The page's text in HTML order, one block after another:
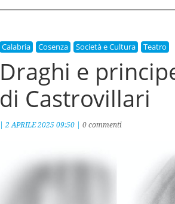
Calabria Cosenza Società e Cultura Teatro
Draghi e
di Castrovillari
|2 APRILE 2025 09:50 |0 commenti